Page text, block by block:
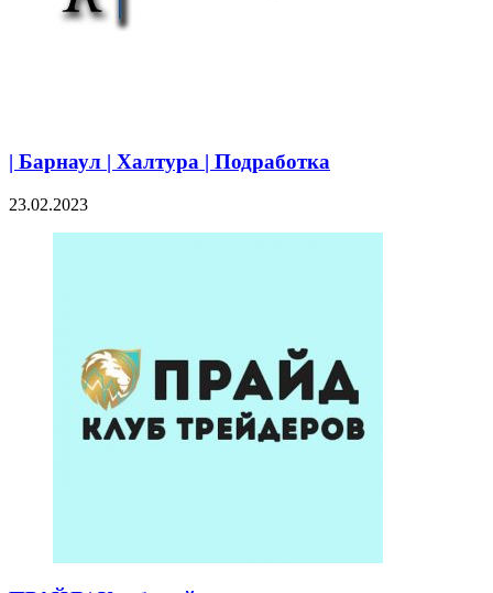
| Барнаул | Халтура | Подработка
23.02.2023